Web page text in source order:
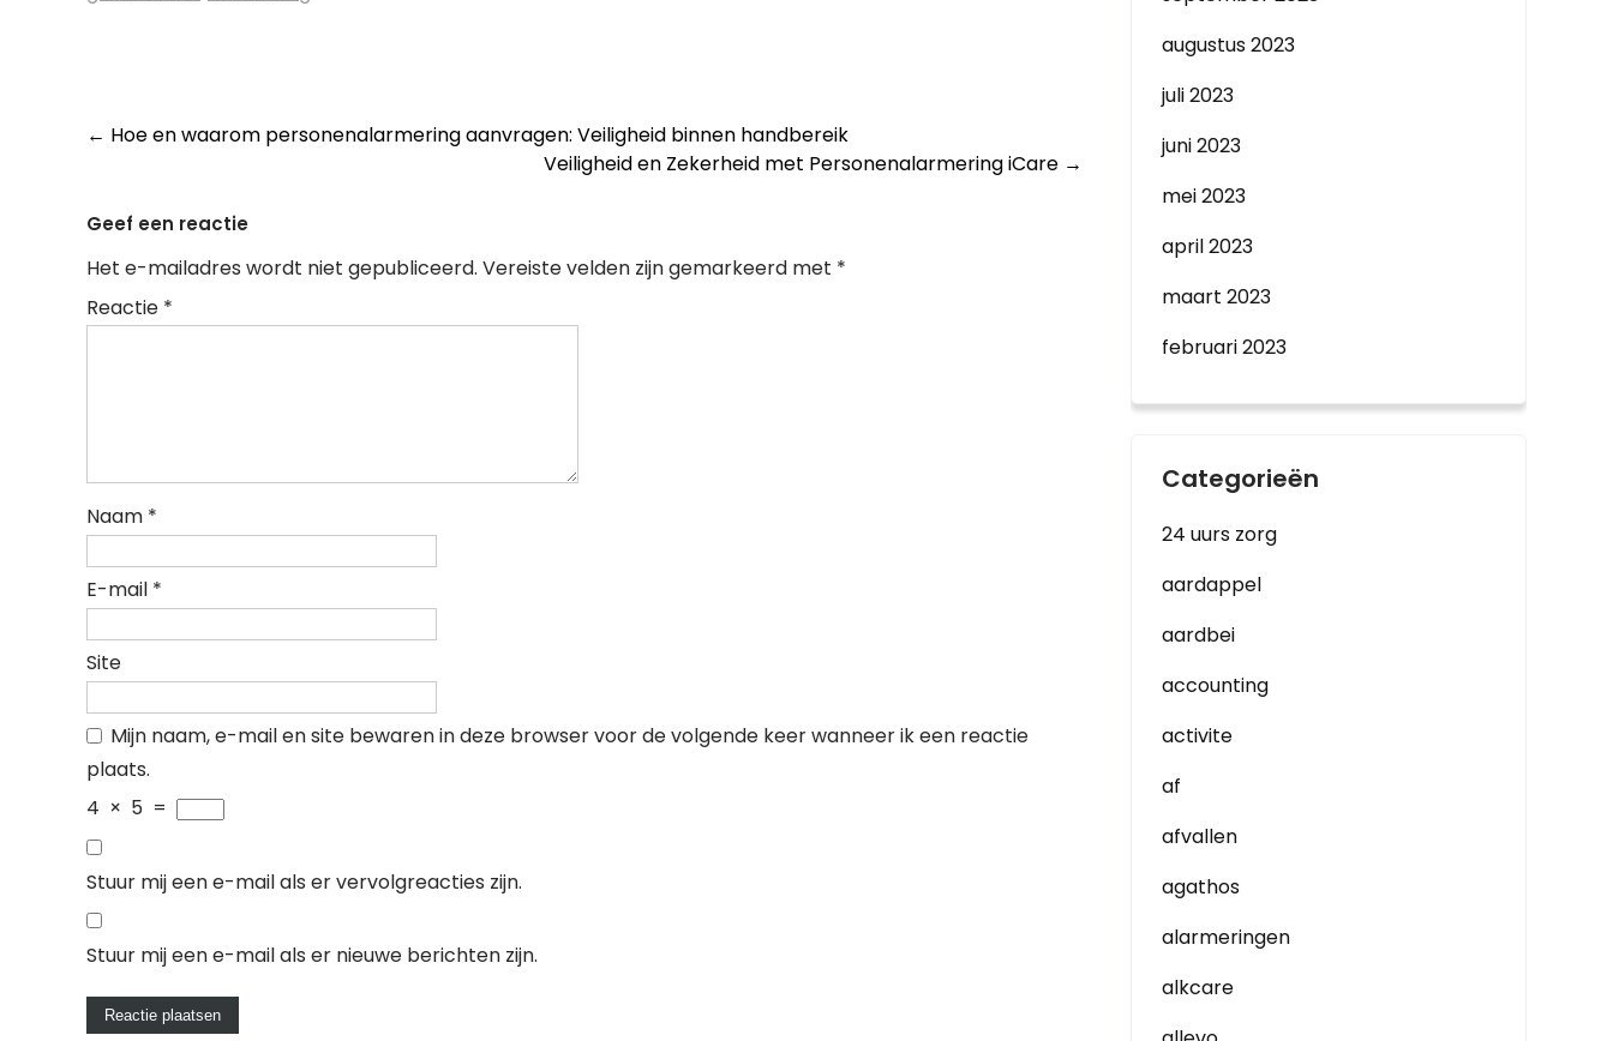
Post
← Hoe en waarom personenalarmering aanvragen: Veiligheid binnen handbereik
Veiligheid en Zekerheid met Personenalarmering iCare →
Geef een reactie
Het e-mailadres wordt niet gepubliceerd. Vereiste velden zijn gemarkeerd met *
Reactie *
Naam *
E-mail *
Site
Mijn naam, e-mail en site bewaren in deze browser voor de volgende keer wanneer ik een reactie
plaats.
4 × 5 =
Stuur mij een e-mail als er vervolgreacties zijn.
Stuur mij een e-mail als er nieuwe berichten zijn.
augustus 2023
juli 2023
juni 2023
mei 2023
april 2023
maart 2023
februari 2023
Categorieën
24 uurs zorg
aardappel
aardbei
accounting
activite
af
afvallen
agathos
alarmeringen
alkcare